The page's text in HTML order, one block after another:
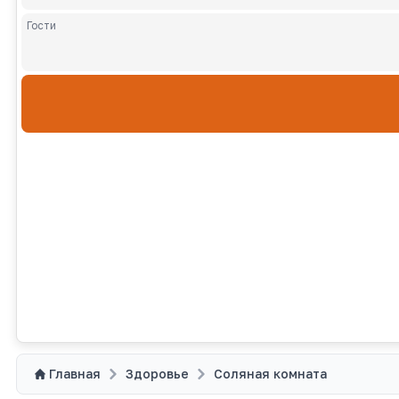
Гости
Главная Здоровье Соляная комната